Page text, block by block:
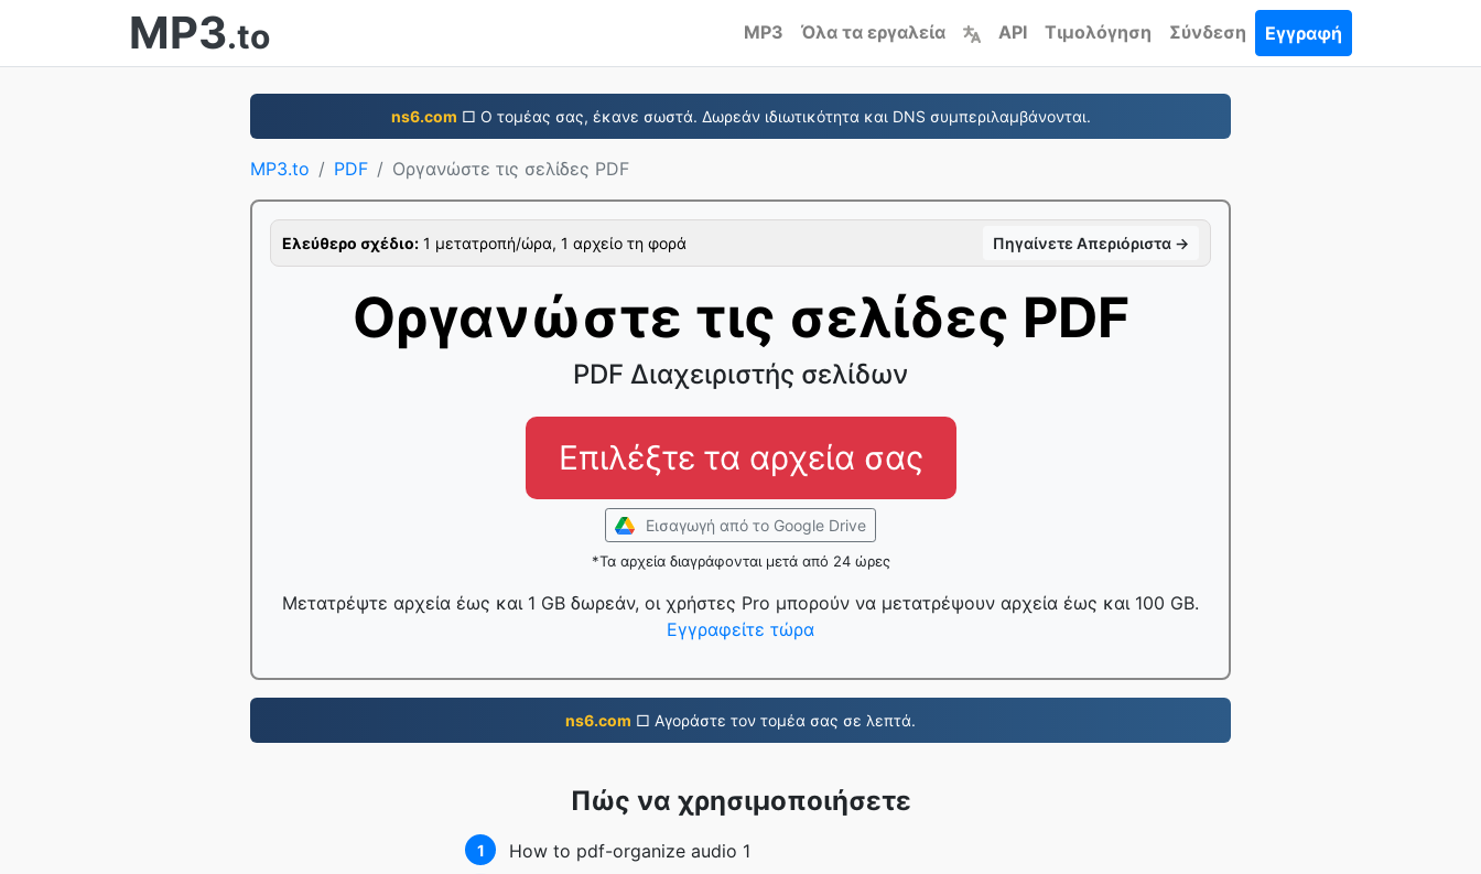
MP3.to MP3 Όλα τα εργαλεία API Τιμολόγηση Σύνδεση Εγγραφή
ns6.com □ Ο τομέας σας, έκανε σωστά. Δωρεάν ιδιωτικότητα και DNS συμπεριλαμβάνονται.
MP3.to PDF Οργανώστε τις σελίδες PDF
Ελεύθερο σχέδιο: 1 μετατροπή/ώρα, 1 αρχείο τη φορά Πηγαίνετε Απεριόριστα →
Οργανώστε τις σελίδες PDF
PDF Διαχειριστής σελίδων
Επιλέξτε τα αρχεία σας
Εισαγωγή από το Google Drive
*Τα αρχεία διαγράφονται μετά από 24 ώρες
Μετατρέψτε αρχεία έως και 1 GB δωρεάν, οι χρήστες Pro μπορούν να μετατρέψουν αρχεία έως και 100 GB.
Εγγραφείτε τώρα
ns6.com □ Αγοράστε τον τομέα σας σε λεπτά.
Πώς να χρησιμοποιήσετε
1 How to pdf-organize audio 1